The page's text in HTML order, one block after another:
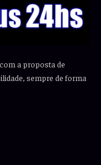
a proposta de
sempre de forma